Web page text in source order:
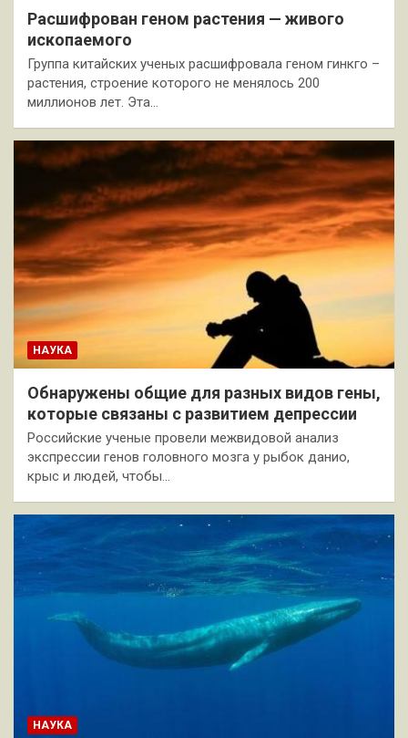
Расшифрован геном растения — живого
ископаемого
Группа китайских ученых расшифровала геном гинкго –
растения, строение которого не менялось 200
миллионов лет. Эта…
НАУКА
Обнаружены общие для разных видов гены,
которые связаны с развитием депрессии
Российские ученые провели межвидовой анализ
экспрессии генов головного мозга у рыбок данио,
крыс и людей, чтобы…
НАУКА